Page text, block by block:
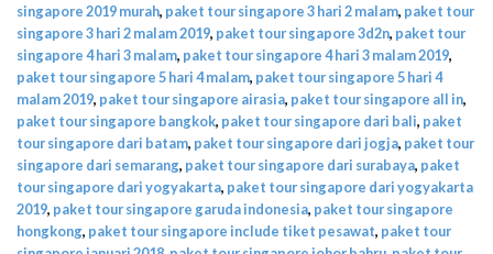
singapore 2019 murah, paket tour singapore 3 hari 2 malam, paket tour
singapore 3 hari 2 malam 2019, paket tour singapore 3d2n, paket tour
singapore 4 hari 3 malam, paket tour singapore 4 hari 3 malam 2019,
paket tour singapore 5 hari 4 malam, paket tour singapore 5 hari 4
malam 2019, paket tour singapore airasia, paket tour singapore all in,
paket tour singapore bangkok, paket tour singapore dari bali, paket
tour singapore dari batam, paket tour singapore dari jogja, paket tour
singapore dari semarang, paket tour singapore dari surabaya, paket
tour singapore dari yogyakarta, paket tour singapore dari yogyakarta
2019, paket tour singapore garuda indonesia, paket tour singapore
hongkong, paket tour singapore include tiket pesawat, paket tour